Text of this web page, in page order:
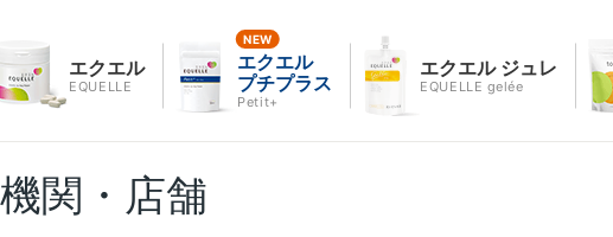
エクエル
EQUELLE
エクエル
プチプラス
Petit+
エクエル ジュレ
EQUELLE gelée
関・店舗